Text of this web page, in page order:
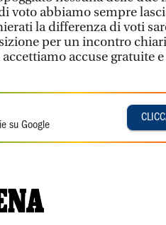
voto abbiamo sempre
la differenza di voti
per un incontro
accuse gratuite e
su Google